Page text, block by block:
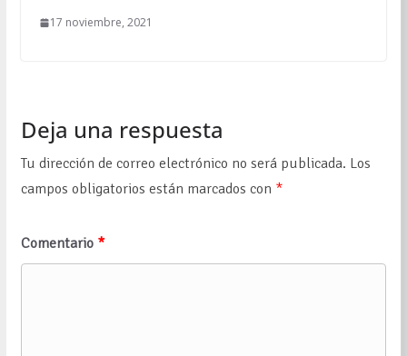
17 noviembre, 2021
Deja una respuesta
Tu dirección de correo electrónico no será publicada. Los
campos obligatorios están marcados con *
Comentario *